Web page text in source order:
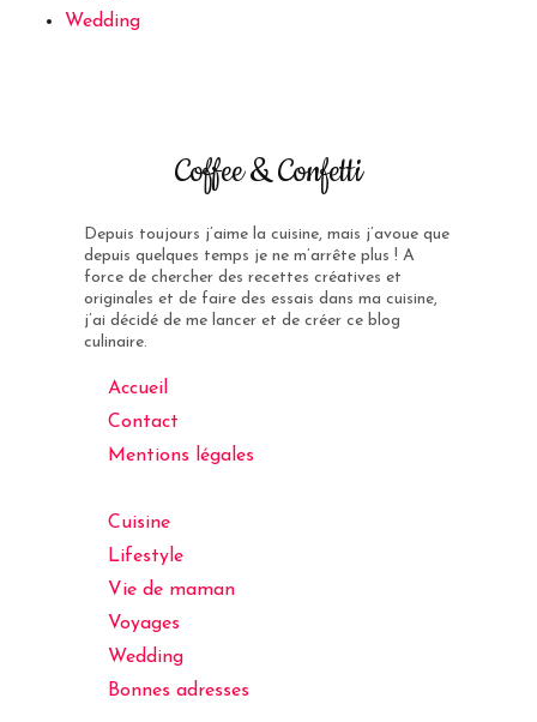
Wedding
Coffee & Confetti
Depuis toujours j’aime la cuisine, mais j’avoue que
depuis quelques temps je ne m’arrête plus ! A
force de chercher des recettes créatives et
originales et de faire des essais dans ma cuisine,
j’ai décidé de me lancer et de créer ce blog
culinaire.
Accueil
Contact
Mentions légales
Cuisine
Lifestyle
Vie de maman
Voyages
Wedding
Bonnes adresses